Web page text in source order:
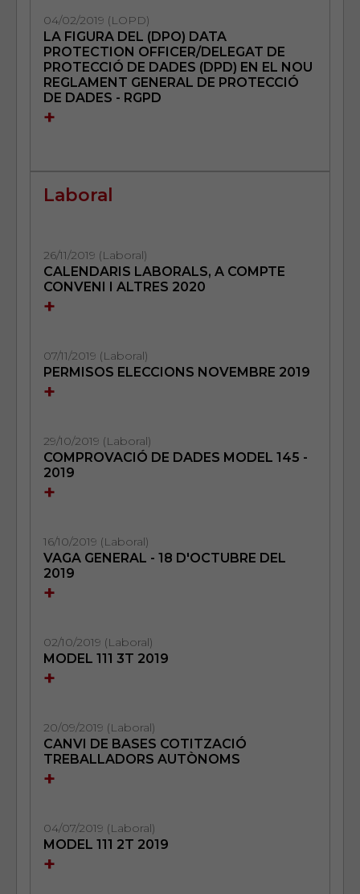
04/02/2019 (LOPD)
LA FIGURA DEL (DPO) DATA
PROTECTION OFFICER/DELEGAT DE
PROTECCIÓ DE DADES (DPD) EN EL NOU
REGLAMENT GENERAL DE PROTECCIÓ
DE DADES - RGPD
+
Laboral
26/11/2019 (Laboral)
CALENDARIS LABORALS, A COMPTE
CONVENI I ALTRES 2020
+
07/11/2019 (Laboral)
PERMISOS ELECCIONS NOVEMBRE 2019
+
29/10/2019 (Laboral)
COMPROVACIÓ DE DADES MODEL 145 -
2019
+
16/10/2019 (Laboral)
VAGA GENERAL - 18 D'OCTUBRE DEL
2019
+
02/10/2019 (Laboral)
MODEL 111 3T 2019
+
20/09/2019 (Laboral)
CANVI DE BASES COTITZACIÓ
TREBALLADORS AUTÒNOMS
+
04/07/2019 (Laboral)
MODEL 111 2T 2019
+